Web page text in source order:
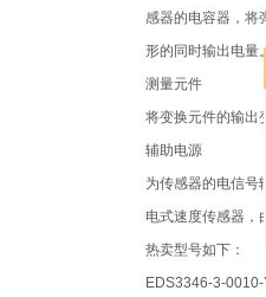
感器的电容器，将
形的同时输出电量
测量元件
将变换元件的输出
辅助电源
为传感器的电信号
电式速度传感器，
热卖型号如下：
EDS3346-3-